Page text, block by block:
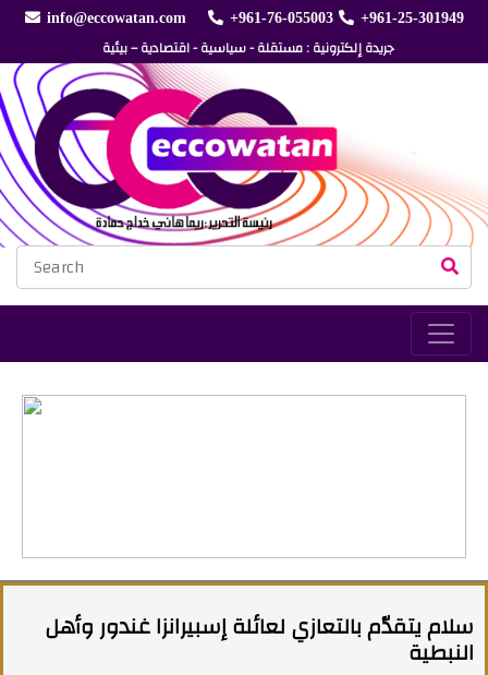
info@eccowatan.com +961-76-055003 +961-25-301949
جريدة إلكترونية : مستقلة - سياسية - اقتصادية – بيئية
سلام يتقدّم بالتعازي لعائلة إسبيرانزا غندور وأهل
النبطية